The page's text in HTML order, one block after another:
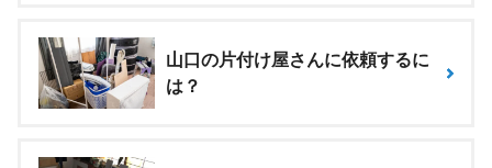
山口の片付け屋さんに依頼するに
は？